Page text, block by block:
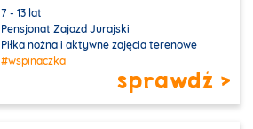
7 - 13 lat
Pensjonat Zajazd Jurajski
Piłka nożna i aktywne zajęcia terenowe
#wspinaczka
sprawdź >